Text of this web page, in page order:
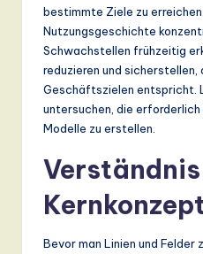
S
o
ft
w
bestimmte Ziele zu
Nutzungsgeschichte
Schwachstellen frühzeitig
reduzieren und sicherstellen,
Geschäftszielen entspricht.
untersuchen, die
Modelle zu erstellen.
Bevor man Linien und Felder